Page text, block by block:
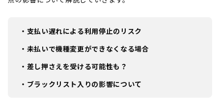
・支払い遅れによる利用停止のリスク
・未払いで機種変更ができなくなる場合
・差し押さえを受ける可能性も？
・ブラックリスト入りの影響について